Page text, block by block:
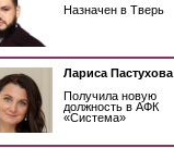
Назначен в Тверь
Лариса Пастухова
Получила новую
должность в АФК
«Система»